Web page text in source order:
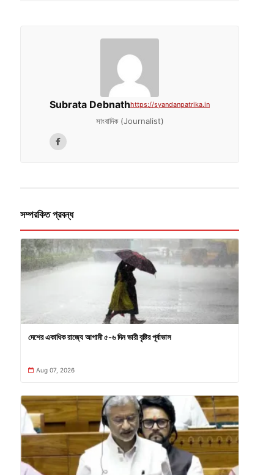
Subrata Debnathhttps://syandanpatrika.in
সাংবাদিক (Journalist)
সম্পরকিত প্রবন্ধ
দেশের একাধিক রাজ্যে আগামী ৫-৬ দিন ভারী বৃষ্টির পূর্বাভাস
Aug 07, 2026